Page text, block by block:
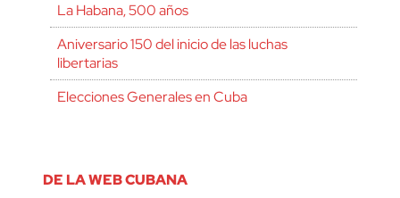
La Habana, 500 años
Aniversario 150 del inicio de las luchas
libertarias
Elecciones Generales en Cuba
DE LA WEB CUBANA